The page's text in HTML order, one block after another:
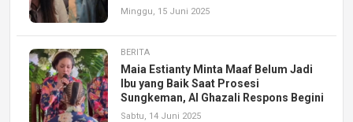
Minggu, 15 Juni 2025
BERITA
Maia Estianty Minta Maaf Belum Jadi
Ibu yang Baik Saat Prosesi
Sungkeman, Al Ghazali Respons Begini
Sabtu, 14 Juni 2025